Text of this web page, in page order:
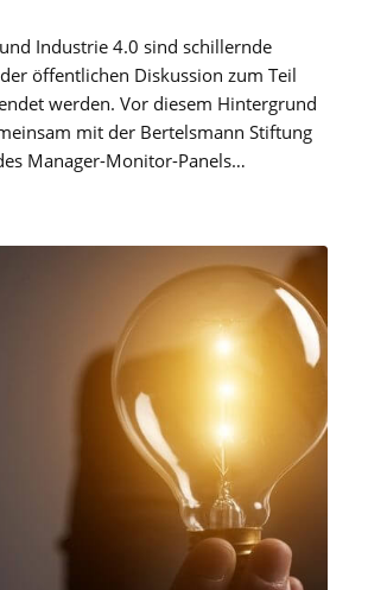
Industrie 4.0 sind schillernde
öffentlichen Diskussion zum Teil
werden. Vor diesem Hintergrund
mit der Bertelsmann Stiftung
Manager-Monitor-Panels…